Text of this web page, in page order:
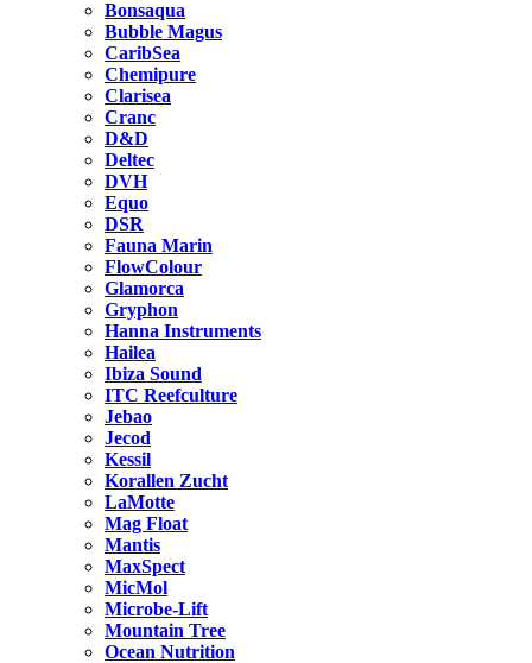
Bonsaqua
Bubble Magus
CaribSea
Chemipure
Clarisea
Cranc
D&D
Deltec
DVH
Equo
DSR
Fauna Marin
FlowColour
Glamorca
Gryphon
Hanna Instruments
Hailea
Ibiza Sound
ITC Reefculture
Jebao
Jecod
Kessil
Korallen Zucht
LaMotte
Mag Float
Mantis
MaxSpect
MicMol
Microbe-Lift
Mountain Tree
Ocean Nutrition